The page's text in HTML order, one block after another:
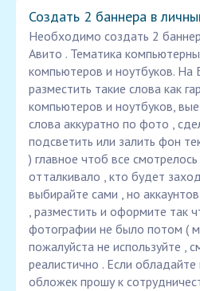
Создать 2 баннера в
Необходимо создать 2
Авито . Тематика
компьютеров и ноутбуков. На
разместить такие слова как
компьютеров и ноутбуков,
слова аккуратно по фото ,
подсветить или залить фон
) главное чтоб все
отталкивало , кто будет
выбирайте сами , но
, разместить и оформите так
фотографии не было потом (
пожалуйста не используйте ,
реалистично . Если
обложек прошу к